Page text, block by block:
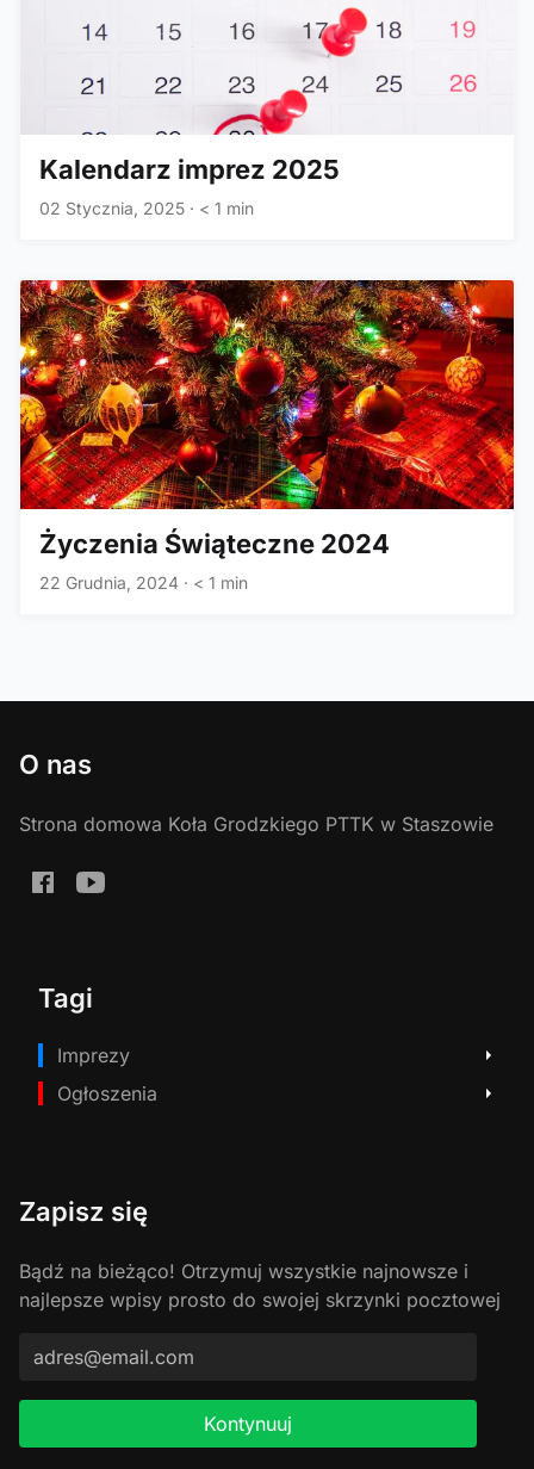
Kalendarz imprez 2025
02 Stycznia, 2025 · < 1 min
Życzenia Świąteczne 2024
22 Grudnia, 2024 · < 1 min
O nas
Strona domowa Koła Grodzkiego PTTK w Staszowie
Tagi
Imprezy
Ogłoszenia
Zapisz się
Bądź na bieżąco! Otrzymuj wszystkie najnowsze i
najlepsze wpisy prosto do swojej skrzynki pocztowej
Kontynuuj